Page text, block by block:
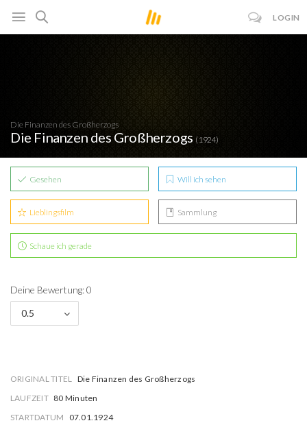
LOGIN
Die Finanzen des Großherzogs
Die Finanzen des Großherzogs (1924)
Gesehen Will ich sehen
Lieblingsfilm Sammlung
Schaue ich gerade
Deine Bewertung: 0
0.5
ORIGINAL TITEL Die Finanzen des Großherzogs
LAUFZEIT 80 Minuten
STARTDATUM
07.01.1924